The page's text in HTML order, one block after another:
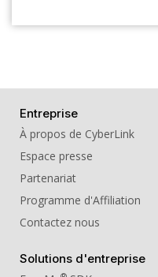
Entreprise
À propos de CyberLink
Espace presse
Partenariat
Programme d'Affiliation
Contactez nous
Solutions d'entreprise